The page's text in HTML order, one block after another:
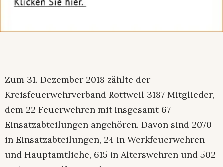
Zum 31. Dezember 2018 zählte der
Kreisfeuerwehrverband Rottweil 3187 Mitglieder,
dem 22 Feuerwehren mit insgesamt 67
Einsatzabteilungen angehören. Davon sind 2070
in Einsatzabteilungen, 24 in Werkfeuerwehren
und Hauptamtliche, 615 in Alterswehren und 502